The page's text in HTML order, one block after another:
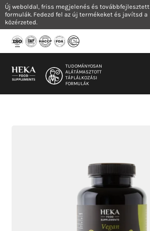
Ugrás
tartalomra
Új weboldal, friss megjelenés és továbbfejlesztett
formulák. Fedezd fel az új termékeket és javítsd a
közérzeted.
TUDOMÁNYOSAN
ALÁTÁMASZTOTT
TÁPLÁLKOZÁSI
FORMULÁK